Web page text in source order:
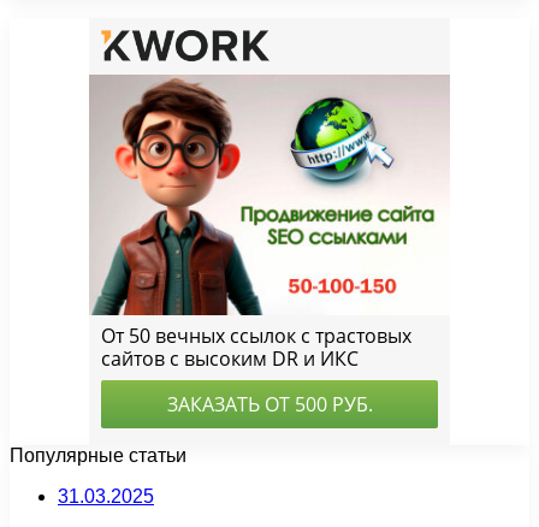
Популярные статьи
31.03.2025